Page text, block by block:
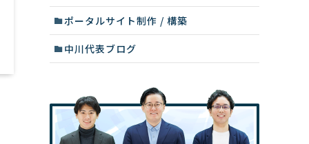
ポータルサイト制作 / 構築
中川代表ブログ